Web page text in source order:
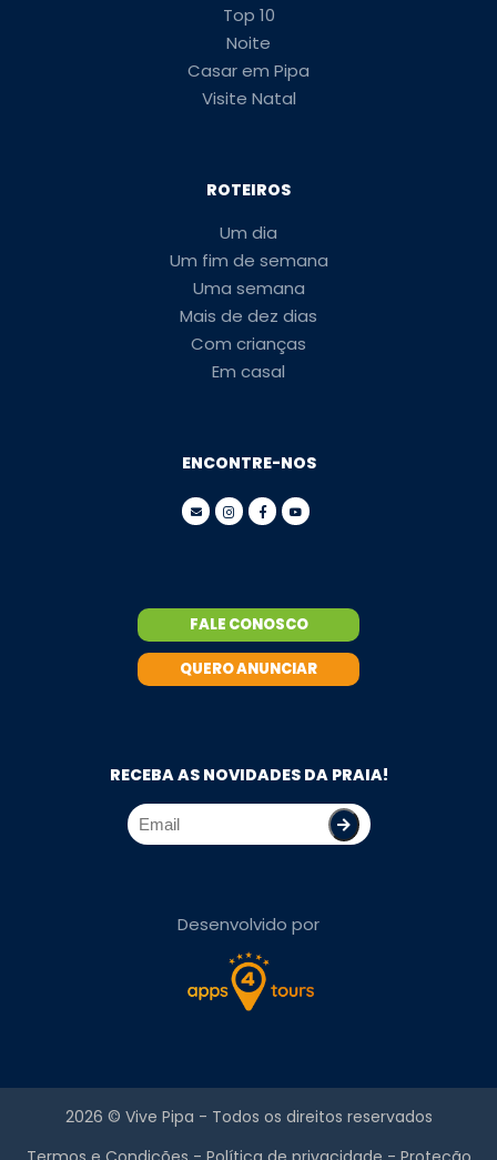
Top 10
Noite
Casar em Pipa
Visite Natal
ROTEIROS
Um dia
Um fim de semana
Uma semana
Mais de dez dias
Com crianças
Em casal
ENCONTRE-NOS
FALE CONOSCO
QUERO ANUNCIAR
RECEBA AS NOVIDADES DA PRAIA!
Desenvolvido por
2026 © Vive Pipa - Todos os direitos reservados